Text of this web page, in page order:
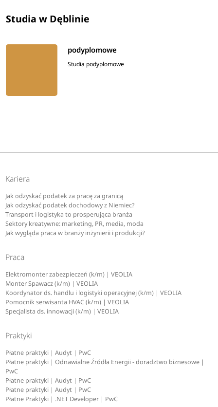
Studia w Dęblinie
podyplomowe
Studia podyplomowe
Kariera
Jak odzyskać podatek za pracę za granicą
Jak odzyskać podatek dochodowy z Niemiec?
Transport i logistyka to prosperująca branża
Sektory kreatywne: marketing, PR, media, moda
Jak wygląda praca w branży inżynierii i produkcji?
Praca
Elektromonter zabezpieczeń (k/m) | VEOLIA
Monter Spawacz (k/m) | VEOLIA
Koordynator ds. handlu i logistyki operacyjnej (k/m) | VEOLIA
Pomocnik serwisanta HVAC (k/m) | VEOLIA
Specjalista ds. innowacji (k/m) | VEOLIA
Praktyki
Płatne praktyki | Audyt | PwC
Płatne praktyki | Odnawialne Źródła Energii - doradztwo biznesowe |
PwC
Płatne praktyki | Audyt | PwC
Płatne praktyki | Audyt | PwC
Płatne Praktyki | .NET Developer | PwC